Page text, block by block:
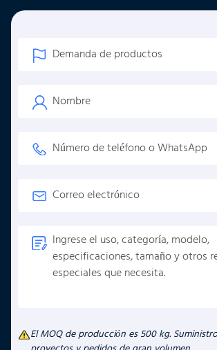
El MOQ de producción es 500 kg.